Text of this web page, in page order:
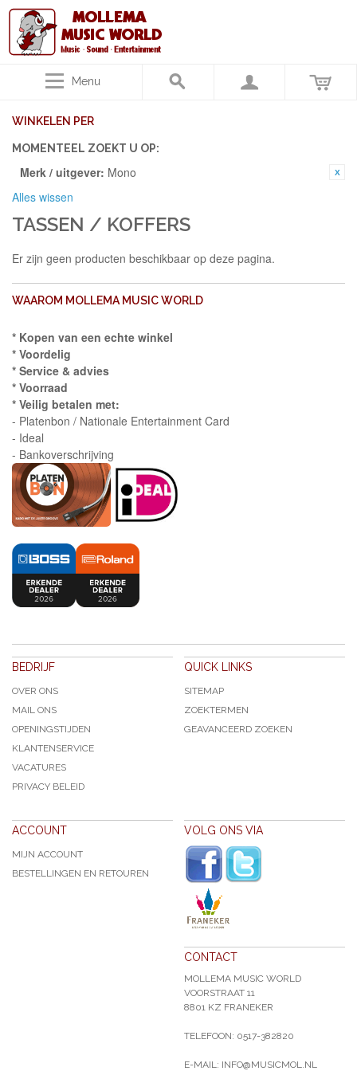
Menu
WINKELEN PER
MOMENTEEL ZOEKT U OP:
Merk / uitgever: Mono
Alles wissen
TASSEN / KOFFERS
Er zijn geen producten beschikbaar op deze pagina.
WAAROM MOLLEMA MUSIC WORLD
* Kopen van een echte winkel
* Voordelig
* Service & advies
* Voorraad
* Veilig betalen met:
- Platenbon / Nationale Entertainment Card
- Ideal
- Bankoverschrijving
BEDRIJF
OVER ONS
MAIL ONS
OPENINGSTIJDEN
KLANTENSERVICE
VACATURES
PRIVACY BELEID
QUICK LINKS
SITEMAP
ZOEKTERMEN
GEAVANCEERD ZOEKEN
ACCOUNT
MIJN ACCOUNT
BESTELLINGEN EN RETOUREN
VOLG ONS VIA
CONTACT
MOLLEMA MUSIC WORLD
VOORSTRAAT 11
8801 KZ FRANEKER
TELEFOON: 0517-382820
E-MAIL: INFO@MUSICMOL.NL